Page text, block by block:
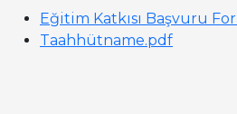
Eğitim Katkısı Başvuru
Taahhütname.pdf